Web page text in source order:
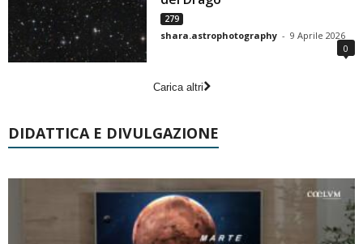
279
shara.astrophotography - 9 Aprile 2026
0
Carica altri
DIDATTICA E DIVULGAZIONE